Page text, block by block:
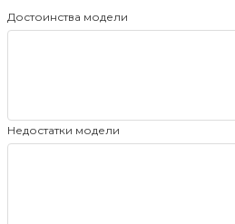
Достоинства модели
Недостатки модели